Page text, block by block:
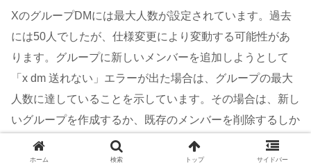
XのグループDMには最大人数が設定されています。過去
には50人でしたが、仕様変更により変動する可能性があ
ります。グループに新しいメンバーを追加しようとして
「x dm 送れない」エラーが出た場合は、グループの最大
人数に達していることを示しています。その場合は、新し
いグループを作成するか、既存のメンバーを削除するしか
ありません。
ホーム 検索 トップ サイドバー